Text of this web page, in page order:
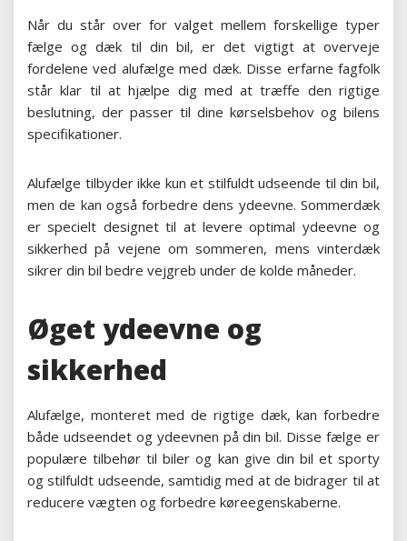
Når du står over for valget mellem forskellige typer
fælge og dæk til din bil, er det vigtigt at overveje
fordelene ved alufælge med dæk. Disse erfarne fagfolk
står klar til at hjælpe dig med at træffe den rigtige
beslutning, der passer til dine kørselsbehov og bilens
specifikationer.
Alufælge tilbyder ikke kun et stilfuldt udseende til din bil,
men de kan også forbedre dens ydeevne. Sommerdæk
er specielt designet til at levere optimal ydeevne og
sikkerhed på vejene om sommeren, mens vinterdæk
sikrer din bil bedre vejgreb under de kolde måneder.
Øget ydeevne og
sikkerhed
Alufælge, monteret med de rigtige dæk, kan forbedre
både udseendet og ydeevnen på din bil. Disse fælge er
populære tilbehør til biler og kan give din bil et sporty
og stilfuldt udseende, samtidig med at de bidrager til at
reducere vægten og forbedre køreegenskaberne.